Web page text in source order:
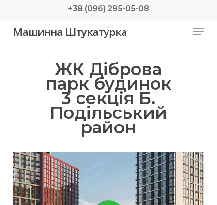
main
+38 (096) 295-05-08
Машинна Штукатурка Menu
ЖК Діброва
парк будинок
3 секція Б.
Подільський
район
Play Video
Play Video